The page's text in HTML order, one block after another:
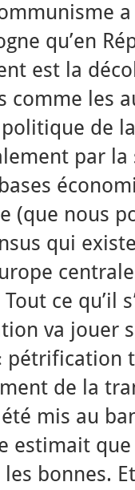
qu’en
est la
comme les
de
par
(que nous
qui
ce qu’il
va jouer
pétrification
de la
mis au
estimait
les bonnes.